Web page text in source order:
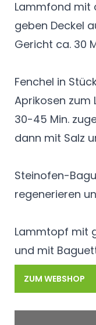
Lammfond mit
geben Deckel
Gericht ca. 30
Fenchel in
Aprikosen zum
30-45 Min.
dann mit Salz
Steinofen-
regenerieren
Lammtopf mit
und mit
ZUM WEBSHOP